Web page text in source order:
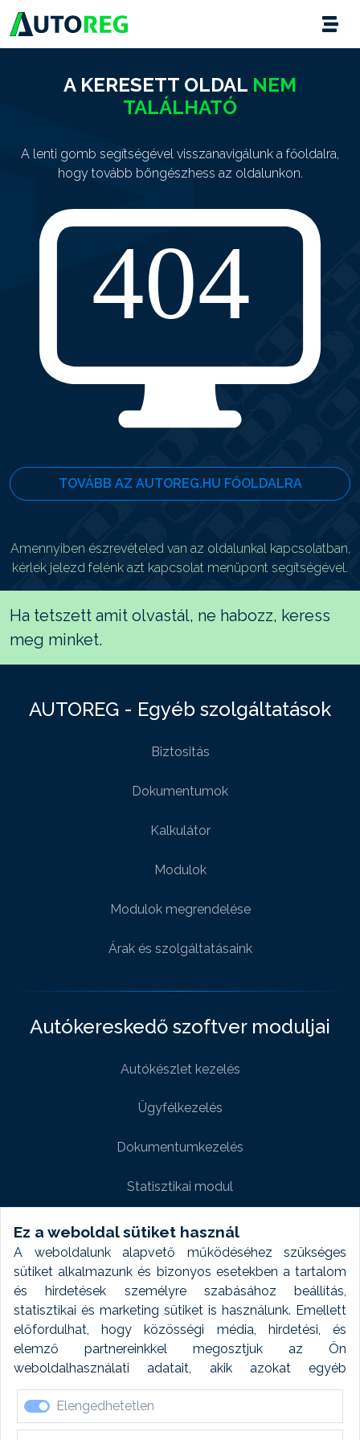
Ez a weboldal sütiket használ
A weboldalunk alapvető működéséhez szükséges
sütiket alkalmazunk és bizonyos esetekben a tartalom
és hirdetések személyre szabásához beállítás,
statisztikai és marketing sütiket is használunk. Emellett
előfordulhat, hogy közösségi média, hirdetési, és
elemző partnereinkkel megosztjuk az Ön
weboldalhasználati adatait, akik azokat egyéb
forrásokból gyűjtött adatokkal kombinálhatják. A sütik
elfogadásával kapcsolatosan naplózást végzünk és
ezen adatokat 6 hónap után automatikusan töröljük. A
Elengedhetetlen
A KERESETT OLDAL NEM
TALÁLHATÓ
A lenti gomb segítségével visszanavigálunk a főoldalra,
hogy tovább böngészhess az oldalunkon.
TOVÁBB AZ AUTOREG.HU FŐOLDALRA
Amennyiben észrevételed van az oldalunkal kapcsolatban,
kérlek jelezd felénk azt kapcsolat menüpont segítségével.
Ha tetszett amit olvastál, ne habozz, keress
meg minket.
AUTOREG - Egyéb szolgáltatások
Biztositás
Dokumentumok
Kalkulátor
Modulok
Modulok megrendelése
Árak és szolgáltatásaink
Autókereskedő szoftver moduljai
Autókészlet kezelés
Ügyfélkezelés
Dokumentumkezelés
Statisztikai modul
Weboldal modul
Fényképtár extra modul
Autómosó modul
Feladatütemezés